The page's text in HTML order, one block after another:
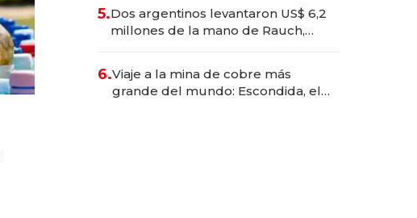
transformadoras
5.Dos argentinos levantaron US$ 6,2
millones de la mano de Rauch,
6.Viaje a la mina de cobre más
grande del mundo: Escondida, el